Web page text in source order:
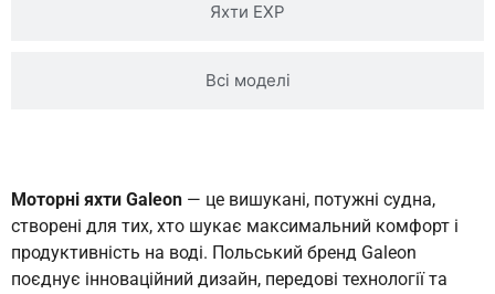
Яхти EXP
Всі моделі
Моторні яхти Galeon — це вишукані, потужні судна,
створені для тих, хто шукає максимальний комфорт і
продуктивність на воді. Польський бренд Galeon
поєднує інноваційний дизайн, передові технології та